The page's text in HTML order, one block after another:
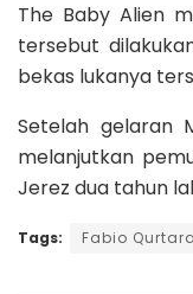
The Baby Alien
tersebut
bekas lukanya
Setelah gelaran
melanjutkan
Jerez dua tahun
Tags: Fabio